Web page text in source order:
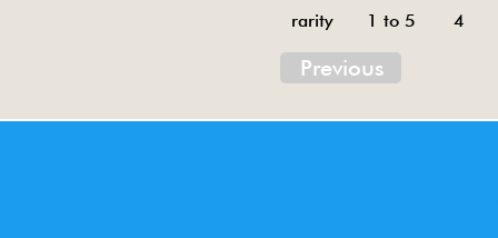
rarity 1 to 5 4
Previous
Tin toys of China , China tin toys, tin toy, tin
Inventory ofchina tin toys . Tin toys 60’s, tin
Animal tin toy, aircraft tin toy, railway tin toy,
tin toy,sedan tin toy, gun tin toy, doll tin toy,